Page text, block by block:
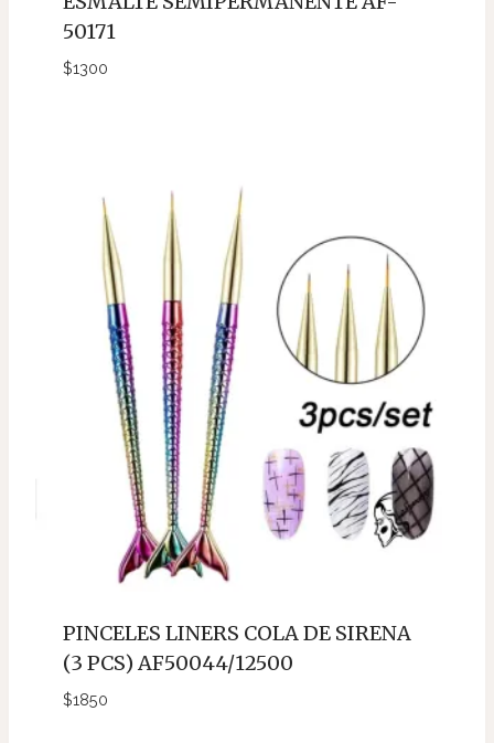
50171
$1300
PINCELES LINERS COLA DE SIRENA
(3 PCS) AF50044/12500
$1850